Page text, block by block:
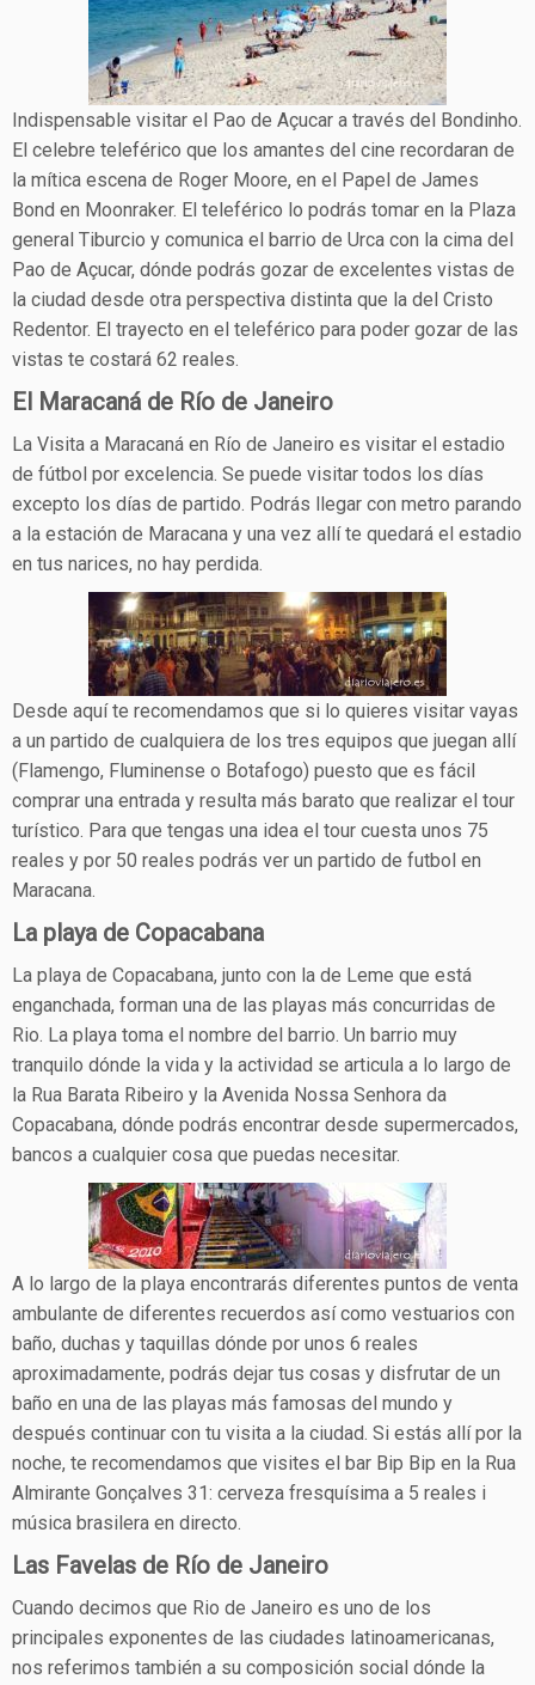
Indispensable visitar el Pao de Açucar a través del Bondinho.
El celebre teleférico que los amantes del cine recordaran de
la mítica escena de Roger Moore, en el Papel de James
Bond en Moonraker. El teleférico lo podrás tomar en la Plaza
general Tiburcio y comunica el barrio de Urca con la cima del
Pao de Açucar, dónde podrás gozar de excelentes vistas de
la ciudad desde otra perspectiva distinta que la del Cristo
Redentor. El trayecto en el teleférico para poder gozar de las
vistas te costará 62 reales.
El Maracaná de Río de Janeiro
La Visita a Maracaná en Río de Janeiro es visitar el estadio
de fútbol por excelencia. Se puede visitar todos los días
excepto los días de partido. Podrás llegar con metro parando
a la estación de Maracana y una vez allí te quedará el estadio
en tus narices, no hay perdida.
Desde aquí te recomendamos que si lo quieres visitar vayas
a un partido de cualquiera de los tres equipos que juegan allí
(Flamengo, Fluminense o Botafogo) puesto que es fácil
comprar una entrada y resulta más barato que realizar el tour
turístico. Para que tengas una idea el tour cuesta unos 75
reales y por 50 reales podrás ver un partido de futbol en
Maracana.
La playa de Copacabana
La playa de Copacabana, junto con la de Leme que está
enganchada, forman una de las playas más concurridas de
Rio. La playa toma el nombre del barrio. Un barrio muy
tranquilo dónde la vida y la actividad se articula a lo largo de
la Rua Barata Ribeiro y la Avenida Nossa Senhora da
Copacabana, dónde podrás encontrar desde supermercados,
bancos a cualquier cosa que puedas necesitar.
A lo largo de la playa encontrarás diferentes puntos de venta
ambulante de diferentes recuerdos así como vestuarios con
baño, duchas y taquillas dónde por unos 6 reales
aproximadamente, podrás dejar tus cosas y disfrutar de un
baño en una de las playas más famosas del mundo y
después continuar con tu visita a la ciudad. Si estás allí por la
noche, te recomendamos que visites el bar Bip Bip en la Rua
Almirante Gonçalves 31: cerveza fresquísima a 5 reales i
música brasilera en directo.
Las Favelas de Río de Janeiro
Cuando decimos que Rio de Janeiro es uno de los
principales exponentes de las ciudades latinoamericanas,
nos referimos también a su composición social dónde la